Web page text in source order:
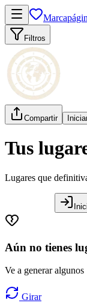
Filtros
Compartir
Tus
Lugares que
Aún no tienes
Ve a generar algunos
Girar